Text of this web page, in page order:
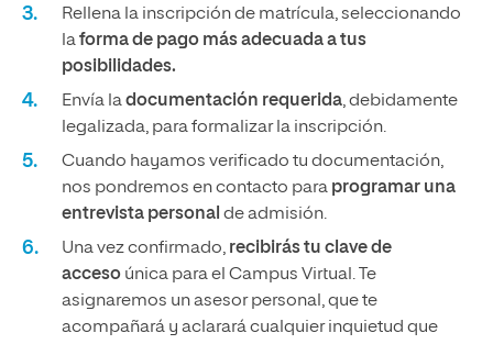
Rellena la inscripción de matrícula, seleccionando
laforma de pago más adecuada a tus
posibilidades.
Envía ladocumentación requerida, debidamente
legalizada, para formalizar la inscripción.
Cuando hayamos verificado tu documentación,
nos pondremos en contacto para programar una
entrevista personal de admisión.
Una vez confirmado, recibirás tu clave de
acceso única para el Campus Virtual. Te
asignaremos un asesor personal, que te
acompañará y aclarará cualquier inquietud que